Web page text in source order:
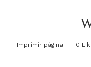
Imprimir página 0